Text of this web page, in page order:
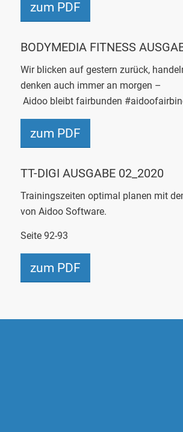
zum PDF
BODYMEDIA FITNESS
Wir blicken auf gestern zurück,
denken auch immer an morgen –
Aidoobleibt fairbunden
zum PDF
TT-DIGI AUSGABE 02_2020
Trainingszeiten optimal planen mit
von AidooSoftware.
Seite 92-93
zum PDF